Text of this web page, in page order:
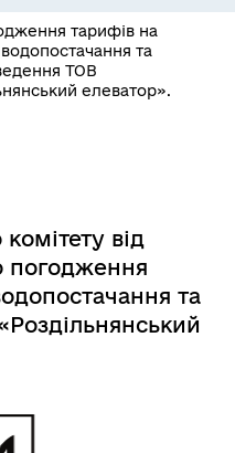
тарифів на
та
ТОВ
елеватор».
від
погодження
та